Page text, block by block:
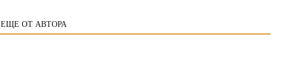
ЕЩЕ ОТ АВТОРА